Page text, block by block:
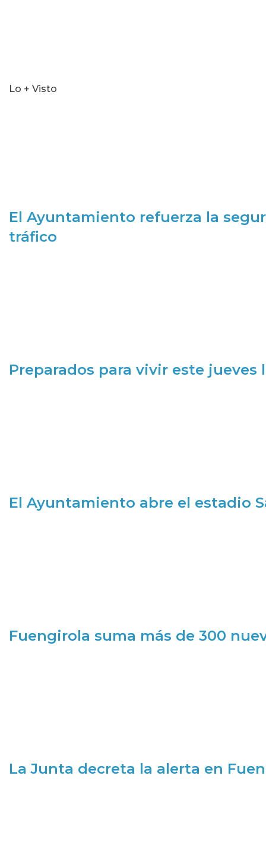
Lo + Visto
El Ayuntamiento refuerza la
tráfico
Preparados para vivir este jueves
El Ayuntamiento abre el estadio
Fuengirola suma más de 300
La Junta decreta la alerta en